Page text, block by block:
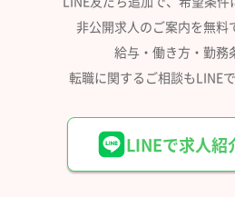
非公開求人のご案内を無料
給与・働き方・勤務
転職に関するご相談もLINE
LINEで求人紹